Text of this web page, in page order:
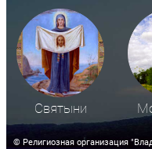
Святыни
© Религиозная организация